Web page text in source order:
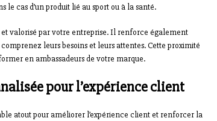
le cas d’un produit lié au sport ou à la santé.
valorisé par votre entreprise. Il renforce également
leurs besoins et leurs attentes. Cette proximité
en ambassadeurs de votre marque.
pour l’expérience client
atout pour améliorer l’expérience client et renforcer la